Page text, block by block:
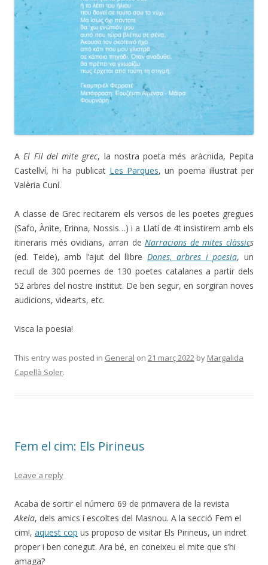
A El Fil del mite grec, la nostra poeta més aràcnida, Pepita
Castellví, hi ha publicat Les Parques, un poema il·lustrat per
Valèria Cuní.
A classe de Grec recitarem els versos de les poetes gregues
(Safo, Ànite, Erinna, Nossis…) i a Llatí de 4t insistirem amb els
itineraris més ovidians, arran deNarracions de mites clàssics
(ed. Teide), amb l’ajut del llibre Dones, arbres i poesia, un
recull de 300 poemes de 130 poetes catalanes a partir dels
52 arbres del nostre institut. De ben segur, en sorgiran noves
audicions, videarts, etc.
Visca la poesia!
This entry was posted in General on 21 març 2022 by Margalida
Capellà Soler.
Fem el cim: Els Pirineus
Leave a reply
Acaba de sortir el número 69 de primavera de la revista
Akela, dels amics i escoltes del Masnou. A la secció Fem el
cim!, aquest cop us proposo de visitar Els Pirineus, un indret
proper i ben conegut. Ara bé, en coneixeu el mite que s’hi
amaga?